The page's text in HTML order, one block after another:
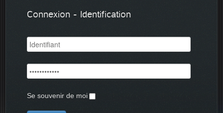
Connexion - Identification
Se souvenir de moi